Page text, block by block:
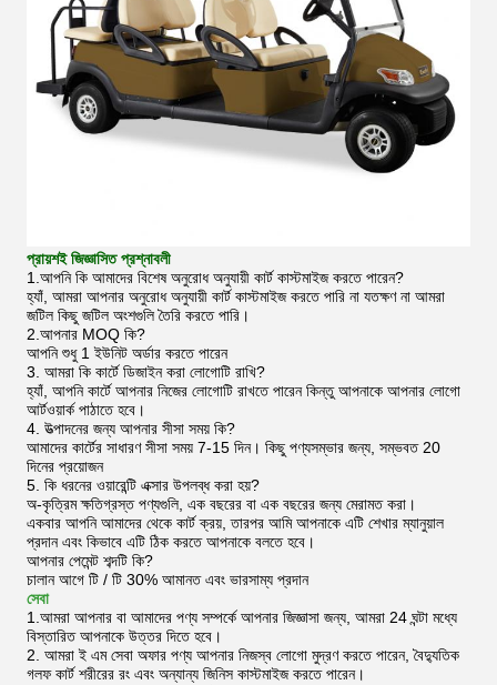
প্রায়শই জিজ্ঞাসিত প্রশ্নাবলী
1.আপনি কি আমাদের বিশেষ অনুরোধ অনুযায়ী কার্ট কাস্টমাইজ করতে পারেন?
হ্যাঁ, আমরা আপনার অনুরোধ অনুযায়ী কার্ট কাস্টমাইজ করতে পারি না যতক্ষণ না আমরা
জটিল কিছু জটিল অংশগুলি তৈরি করতে পারি।
2.আপনার MOQ কি?
আপনি শুধু 1 ইউনিট অর্ডার করতে পারেন
3. আমরা কি কার্টে ডিজাইন করা লোগোটি রাখি?
হ্যাঁ, আপনি কার্টে আপনার নিজের লোগোটি রাখতে পারেন কিন্তু আপনাকে আপনার লোগো
আর্টওয়ার্ক পাঠাতে হবে।
4. উত্পাদনের জন্য আপনার সীসা সময় কি?
আমাদের কার্টের সাধারণ সীসা সময় 7-15 দিন। কিছু পণ্যসম্ভার জন্য, সম্ভবত 20
দিনের প্রয়োজন
5. কি ধরনের ওয়ারেন্টি এক্সার উপলব্ধ করা হয়?
অ-কৃত্রিম ক্ষতিগ্রস্ত পণ্যগুলি, এক বছরের বা এক বছরের জন্য মেরামত করা।
একবার আপনি আমাদের থেকে কার্ট ক্রয়, তারপর আমি আপনাকে এটি শেখার ম্যানুয়াল
প্রদান এবং কিভাবে এটি ঠিক করতে আপনাকে বলতে হবে।
আপনার পেমেন্ট শব্দটি কি?
চালান আগে টি / টি 30% আমানত এবং ভারসাম্য প্রদান
সেবা
1.আমরা আপনার বা আমাদের পণ্য সম্পর্কে আপনার জিজ্ঞাসা জন্য, আমরা 24 ঘন্টা মধ্যে
বিস্তারিত আপনাকে উত্তর দিতে হবে।
2. আমরা ই এম সেবা অফার পণ্য আপনার নিজস্ব লোগো মুদ্রণ করতে পারেন, বৈদ্যুতিক
গলফ কার্ট শরীরের রং এবং অন্যান্য জিনিস কাস্টমাইজ করতে পারেন।